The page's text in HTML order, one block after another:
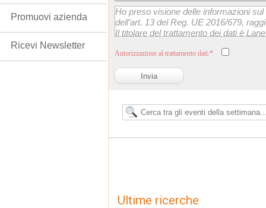
Ho preso visione delle informazioni
dell’art. 13 del Reg. UE 2016/679,
Il titolare del trattamento dei dati è
Autorizzazione al trattamento dati:*
Ultime ricerche
Promuovi azienda
Ricevi Newsletter